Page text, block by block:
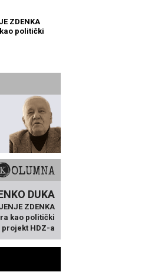
ZDENKA
politički
KOLUMNA
DUKA
ZDENKA
kao politički
projekt HDZ-a